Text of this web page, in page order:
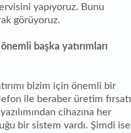
yapıyoruz. Bunu
görüyoruz.
başka yatırımları
bizim için önemli bir
ile beraber üretim fırsatı
cihazına her
bir sistem vardı. Şimdi ise